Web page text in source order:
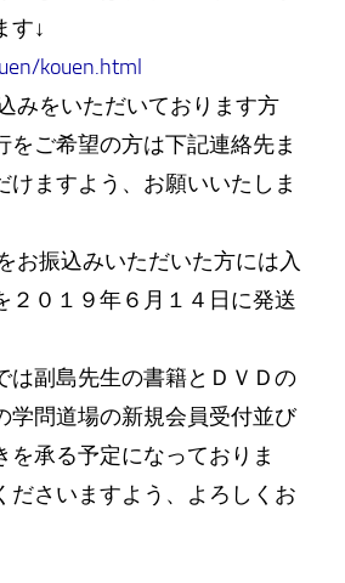
す↓
kouen.html
みをいただいております方
をご希望の方は下記連絡先ま
けますよう、お願いいたしま
お振込みいただいた方には入
２０１９年６月１４日に発送
は副島先生の書籍とＤＶＤの
学問道場の新規会員受付並び
を承る予定になっておりま
ださいますよう、よろしくお